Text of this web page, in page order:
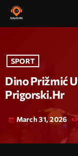
SPORT
Dino Prižmić
Prigorski.hr
today March 31, 2026